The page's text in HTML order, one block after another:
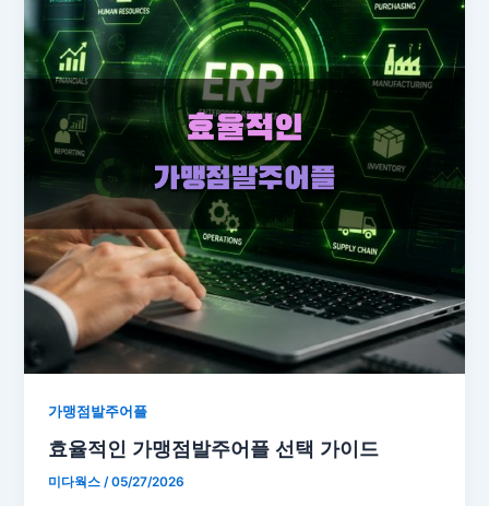
가맹점발주어플
효율적인 가맹점발주어플 선택 가이드
미다웍스/05/27/2026